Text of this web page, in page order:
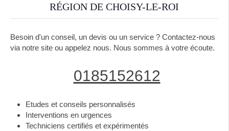
RÉGION DE CHOISY-LE-ROI
Besoin d'un conseil, un devis ou un service ? Contactez-nous
via notre site ou appelez nous. Nous sommes à votre écoute.
0185152612
Etudes et conseils personnalisés
Interventions en urgences
Techniciens certifiés et expérimentés